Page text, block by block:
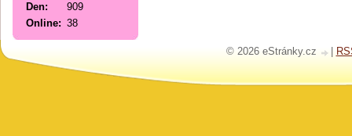
Online: 38
Den:
909
© 2026 eStránky.cz